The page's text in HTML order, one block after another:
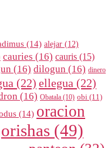
(14) alejar (12)
cauries (16) cauris (15)
(16) dilogun (16) dinero
(22) ellegua (22)
(16) Obatala (10) obi (11)
(14) oracion
orishas (49)